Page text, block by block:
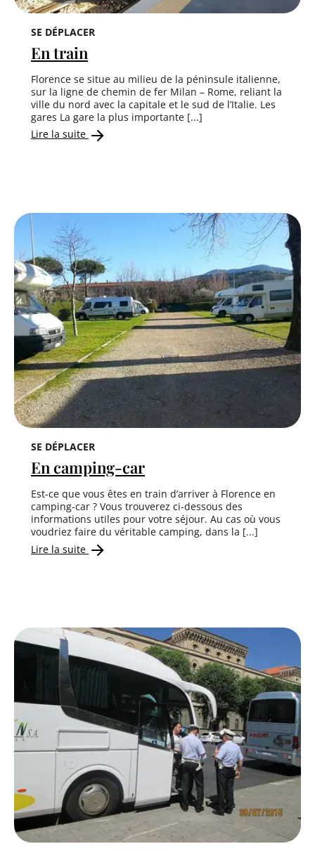
SE DÉPLACER
En train
Florence se situe au milieu de la péninsule italienne,
sur la ligne de chemin de fer Milan – Rome, reliant la
ville du nord avec la capitale et le sud de l’Italie. Les
gares La gare la plus importante [...]
Lire la suite
SE DÉPLACER
En camping-car
Est-ce que vous êtes en train d’arriver à Florence en
camping-car ? Vous trouverez ci-dessous des
informations utiles pour votre séjour. Au cas où vous
voudriez faire du véritable camping, dans la [...]
Lire la suite